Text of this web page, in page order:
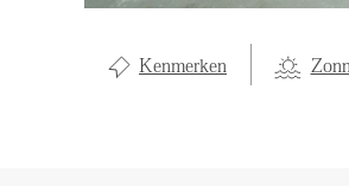
Kenmerken